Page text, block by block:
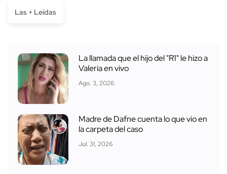
Las + Leídas
La llamada que el hijo del "R1" le hizo a
Valeria en vivo
Ago. 3, 2026
Madre de Dafne cuenta lo que vio en
la carpeta del caso
Jul. 31, 2026